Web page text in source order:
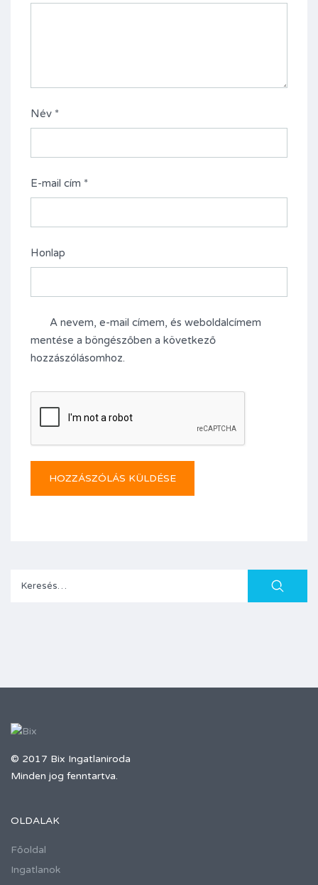
Név *
E-mail cím *
Honlap
A nevem, e-mail címem, és weboldalcímem
mentése a böngészőben a következő
hozzászólásomhoz.
Keresés:
© 2017 Bix Ingatlaniroda
Minden jog fenntartva.
OLDALAK
Főoldal
Ingatlanok